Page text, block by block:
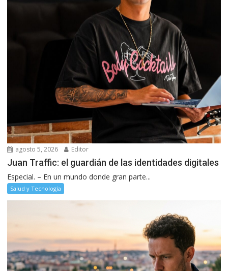
agosto 5, 2026 Editor
Juan Traffic: el guardián de las identidades digitales
Especial. – En un mundo donde gran parte...
Salud y Tecnología